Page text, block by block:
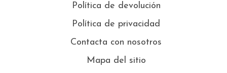
Política de devolución
Política de privacidad
Contacta con nosotros
Mapa del sitio